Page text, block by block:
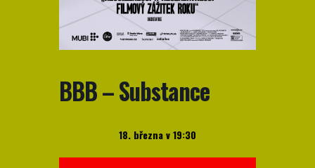
BBB – Substance
18. března v 19:30